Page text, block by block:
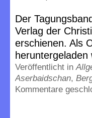
Der
Verlag der
erschienen. Als
heruntergeladen
Veröffentlicht in
Aserbaidschan,
Kommentare